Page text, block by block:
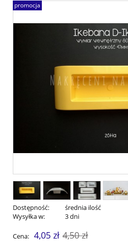
promocja
Dostępność:
średnia ilość
Wysyłka w:
3 dni
Cena: 4,05 zł 4,50 zł